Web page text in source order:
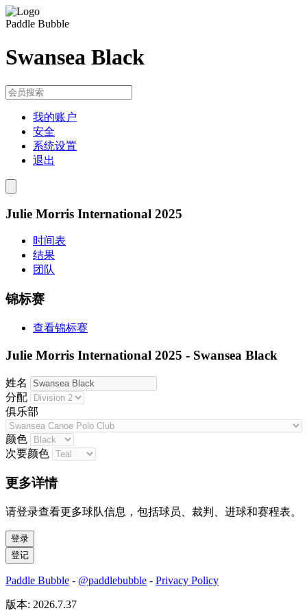
Paddle Bubble
Swansea Black
我的账户
安全
系统设置
退出
Julie Morris International 2025
时间表
结果
团队
锦标赛
查看锦标赛
Julie Morris International 2025 - Swansea Black
姓名
分配
俱乐部
颜色
次要颜色
更多详情
请登录查看更多球队信息，包括球员、裁判、进球和赛程表。
Paddle Bubble - @paddlebubble - Privacy Policy
版本: 2026.7.37